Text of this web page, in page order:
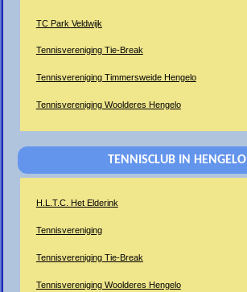
TC Park Veldwijk
Tennisvereniging Tie-Break
Tennisvereniging Timmersweide Hengelo
Tennisvereniging Woolderes Hengelo
TENNISCLUB IN HENGELO
H.L.T.C. Het Elderink
Tennisvereniging
Tennisvereniging Tie-Break
Tennisvereniging Woolderes Hengelo